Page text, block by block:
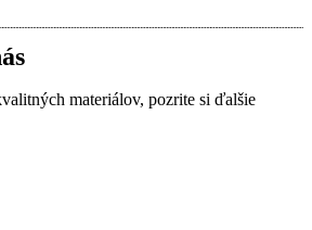
materiálov, pozrite si ďalšie